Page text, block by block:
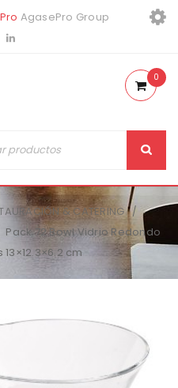
AgasePro Group
0
& CATERING /
Pack 72 Bowl Vidrio Redondo
cm